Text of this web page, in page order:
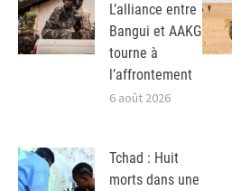
L’alliance entre
Bangui et AAKG
tourne à
l’affrontement
6 août 2026
Tchad : Huit
morts dans une